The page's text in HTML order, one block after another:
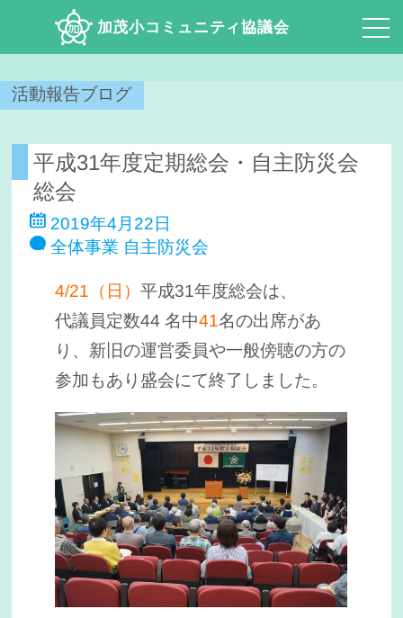
加茂小コミュニティ協議会
活動報告ブログ
平成31年度定期総会・自主防災会
総会
2019年4月22日
全体事業 自主防災会
4/21（日）平成31年度総会は、
代議員定数44 名中41名の出席があ
り、新旧の運営委員や一般傍聴の方の
参加もあり盛会にて終了しました。